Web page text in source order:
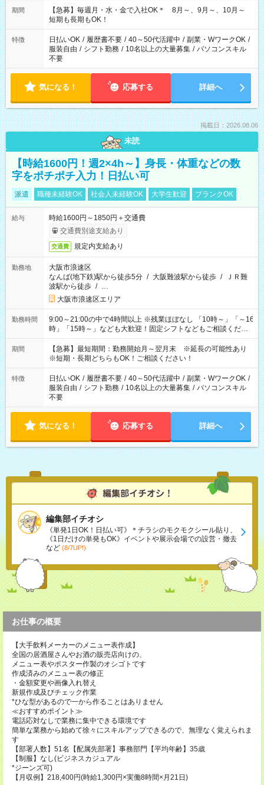
期間
【急募】毎週月・水・金で入社OK＊ 8月～、9月～、10月～
短期も長期もOK！
特徴 日払いOK / 履歴書不要 / 40～50代活躍中 / 副業・WワークOK /
服装自由 / シフト勤務 / 10名以上の大量募集 / パソコンスキル
不要
気になる！ 応募する 詳細へ
掲載日：2026.08.06
未読
【時給1600円！週2×4h～】身長・体重などの数
字をポチポチ入力！日払い可
派遣 職種未経験OK 社会人未経験OK 大学生歓迎 ブランクOK
給与
時給1600円～1850円＋交通費
交通費別途支給あり
交通費 規定内支給あり
勤務地
大阪市浪速区
なんば(地下鉄)駅から徒歩5分 / 大阪難波駅から徒歩 /
ＪＲ難
波駅から徒歩 / …
大阪市浪速区エリア
勤務時間
9:00～21:00の中で4時間以上 ※残業ほぼなし 「10時～」「～16
時」「15時～」なども大歓迎！固定シフトなどもご相談くださ
い！ シフト例: 9:00～16:00 10:00～17:00 など。
期間
【急募】最短期間：勤務開始月～翌月末 ※延長の可能性あり
※短期・長期どちらもOK！ご相談ください！
特徴 日払いOK / 履歴書不要 / 40～50代活躍中 / 副業・WワークOK /
服装自由 / シフト勤務 / 10名以上の大量募集 / パソコンスキル
不要
気になる！ 応募する 詳細へ
編集部イチオシ
《単発1日OK！日払い可》＊チラシのモクモクシール貼り、
《1日だけの単発もOK》イベントや展示会場での設営・撤去
など (8/7UP!)
お仕事の概要
【大手飲料メーカーのメニュー表作成】
全国の居酒屋さんやお酒の販売店向けの、
メニュー表やポスター作製のオシゴトです
作成済みのメニュー表の修正
・金額変更や画像入れ替え
新規作成及びチェック作業
*ひな型があるので一から作ることはありません
≪おすすめポイント≫
電話応対なしで業務に集中できる環境です
簡単な業務から始めて徐々にスキルアップできるので、無理なく覚えられま
す
【部署人数】51名【配属先部署】事務部門【平均年齢】35歳
【制服】なし(ビジネスカジュアル
*ジーンズ可)
【月収例】218,400円(時給1,300円×実働8時間×月21日)